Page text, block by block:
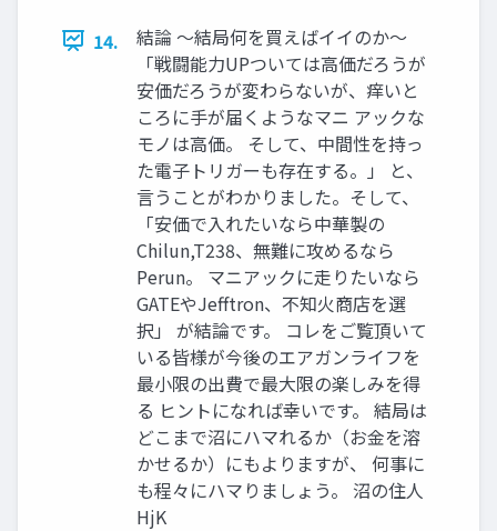
14.
結論 ～結局何を買えばイイのか～
「戦闘能力UPついては高価だろうが
安価だろうが変わらないが、痒いと
ころに手が届くようなマニ アックな
モノは高価。 そして、中間性を持っ
た電子トリガーも存在する。」 と、
言うことがわかりました。そして、
「安価で入れたいなら中華製の
Chilun,T238、無難に攻めるなら
Perun。 マニアックに走りたいなら
GATEやJefftron、不知火商店を選
択」 が結論です。 コレをご覧頂いて
いる皆様が今後のエアガンライフを
最小限の出費で最大限の楽しみを得
る ヒントになれば幸いです。 結局は
どこまで沼にハマれるか（お金を溶
かせるか）にもよりますが、 何事に
も程々にハマりましょう。 沼の住人
HjK